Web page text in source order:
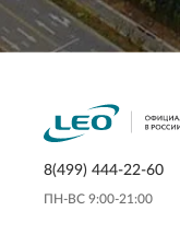
8(499) 444-22-60
ПН-ВС 9:00-21:00